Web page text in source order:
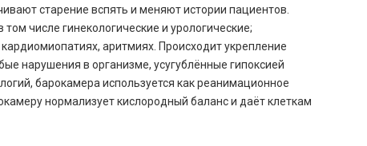
старение вспять и меняют истории пациентов.
числе гинекологические и урологические;
аритмиях. Происходит укрепление
нарушения в организме, усугублённые гипоксией
барокамера используется как реанимационное
нормализует кислородный баланс и даёт клеткам